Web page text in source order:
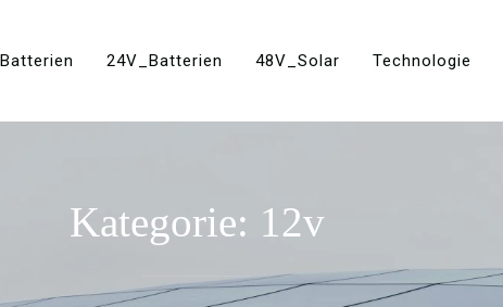
24V_Batterien 48V_Solar Technologie
Kategorie: 12v